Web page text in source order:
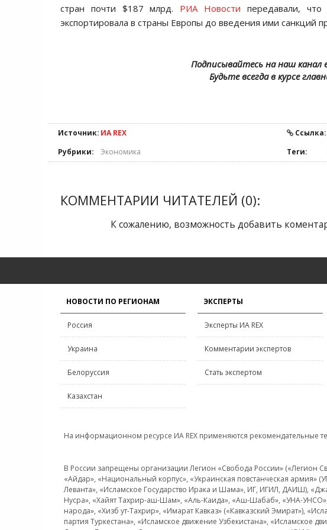
стран почти $187 млрд. РИА Новости передавали,
экспортировала в страны Европы до введения ими санкций
Подписывайтесь на наш канал
Будьте всегда в курсе
Источник: ИА REX Ссылка:
Рубрики:
Экономика Теги:
КОММЕНТАРИИ ЧИТАТЕЛЕЙ (0):
К сожалению, возможность добавить
НОВОСТИ ПО РЕГИОНАМ
Россия
Украина
Белоруссия
Казахстан
ЭКСПЕРТЫ
Эксперты ИА REX
Комментарии экспертов
Стать экспертом
На информационном ресурсе ИА REX применяются рекомендательные
В России запрещены организации Легион «Свобода России» («Легион
«Айдар», «Национальный корпус», «Украинская повстанческая армия»
Леванта», «Исламское Государство Ирака и Шама», ИГ, ИГИЛ, ДАИШ),
Нусра», «Хайят Тахрир-аш-Шам», «Аль-Каида», «Аш-Шабаб», «УНА-
народа», «Хизб ут-Тахрир», «Имарат Кавказ» («Кавказский Эмират»),
партия Туркестана», «Исламское движение Узбекистана», «Исламское